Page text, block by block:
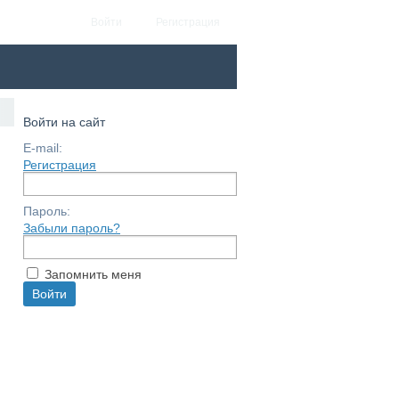
Войти на сайт
E-mail:
Регистрация
Пароль:
Забыли пароль?
Запомнить меня